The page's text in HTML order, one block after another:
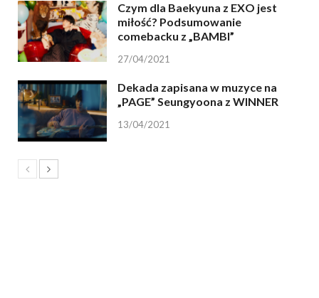
Czym dla Baekyuna z EXO jest
miłość? Podsumowanie
comebacku z „BAMBI”
27/04/2021
Dekada zapisana w muzyce na
„PAGE” Seungyoona z WINNER
13/04/2021